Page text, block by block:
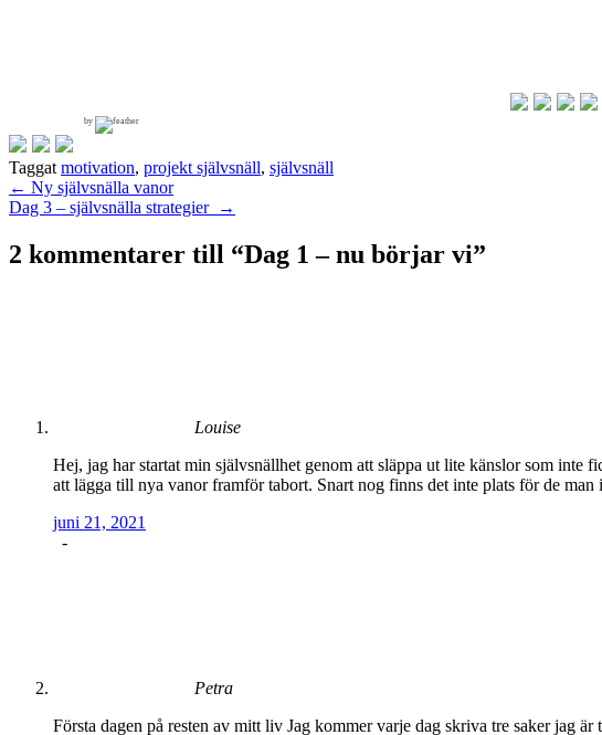
by
Taggat motivation, projekt självsnäll, självsnäll
Inläggsnavigering
← Ny självsnälla vanor
Dag 3 – självsnälla strategier →
2 kommentarer till “Dag 1 – nu börjar vi”
Louise
Hej, jag har startat min självsnällhet genom att släppa ut lite känslor som inte
att lägga till nya vanor framför tabort. Snart nog finns det inte plats för de
juni 21, 2021
-
Petra
Första dagen på resten av mitt liv Jag kommer varje dag skriva tre saker jag